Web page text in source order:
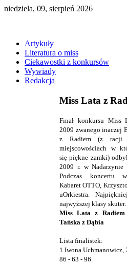
niedziela, 09, sierpień 2026
Artykuły
Literatura o miss
Ciekawostki z konkursów
Wywiady
Redakcja
Miss Lata z
Finał konkursu Miss
2009 zwanego inaczej
z Radiem (z racji
miejscowościach w
się piękne zamki)
2009 r. w Nadarzynie
Podczas koncertu
Kabaret OTTO,
uOrkiestra.
najwyższej klasy skuter.
Miss Lata z Radiem
Tańska z Dąbia
Lista finalistek:
1.Iwona Uchmanowicz,
86 - 63 - 96.